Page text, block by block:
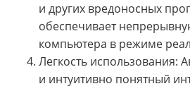
и других вредоносных
обеспечивает
компьютера в режиме
Легкость использования:
и интуитивно понятный